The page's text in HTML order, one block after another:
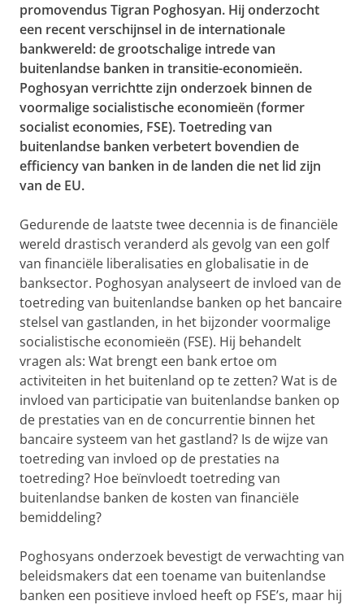
promovendus Tigran Poghosyan. Hij onderzocht
een recent verschijnsel in de internationale
bankwereld: de grootschalige intrede van
buitenlandse banken in transitie-economieën.
Poghosyan verrichtte zijn onderzoek binnen de
voormalige socialistische economieën (former
socialist economies, FSE). Toetreding van
buitenlandse banken verbetert bovendien de
efficiency van banken in de landen die net lid zijn
van de EU.
Gedurende de laatste twee decennia is de financiële
wereld drastisch veranderd als gevolg van een golf
van financiële liberalisaties en globalisatie in de
banksector. Poghosyan analyseert de invloed van de
toetreding van buitenlandse banken op het bancaire
stelsel van gastlanden, in het bijzonder voormalige
socialistische economieën (FSE). Hij behandelt
vragen als: Wat brengt een bank ertoe om
activiteiten in het buitenland op te zetten? Wat is de
invloed van participatie van buitenlandse banken op
de prestaties van en de concurrentie binnen het
bancaire systeem van het gastland? Is de wijze van
toetreding van invloed op de prestaties na
toetreding? Hoe beïnvloedt toetreding van
buitenlandse banken de kosten van financiële
bemiddeling?
Poghosyans onderzoek bevestigt de verwachting van
beleidsmakers dat een toename van buitenlandse
banken een positieve invloed heeft op FSE’s, maar hij